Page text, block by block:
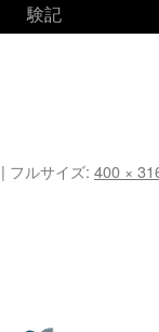
験記
| フルサイズ: 400 ×